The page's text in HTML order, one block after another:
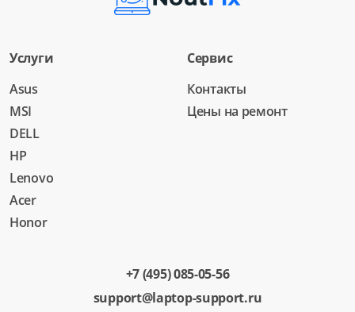
Услуги
Asus
MSI
DELL
HP
Lenovo
Acer
Honor
Сервис
Контакты
Цены на ремонт
+7 (495) 085-05-56
support@laptop-support.ru